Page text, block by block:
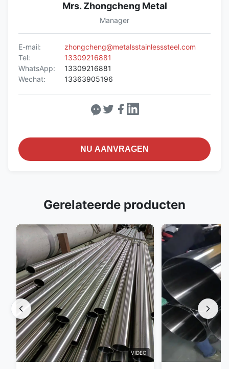
Mrs. Zhongcheng Metal
Manager
E-mail:
zhongcheng@metalsstainlesssteel.com
Tel:
13309216881
WhatsApp:
13309216881
Wechat:
13363905196
NU AANVRAGEN
Gerelateerde producten
VIDEO